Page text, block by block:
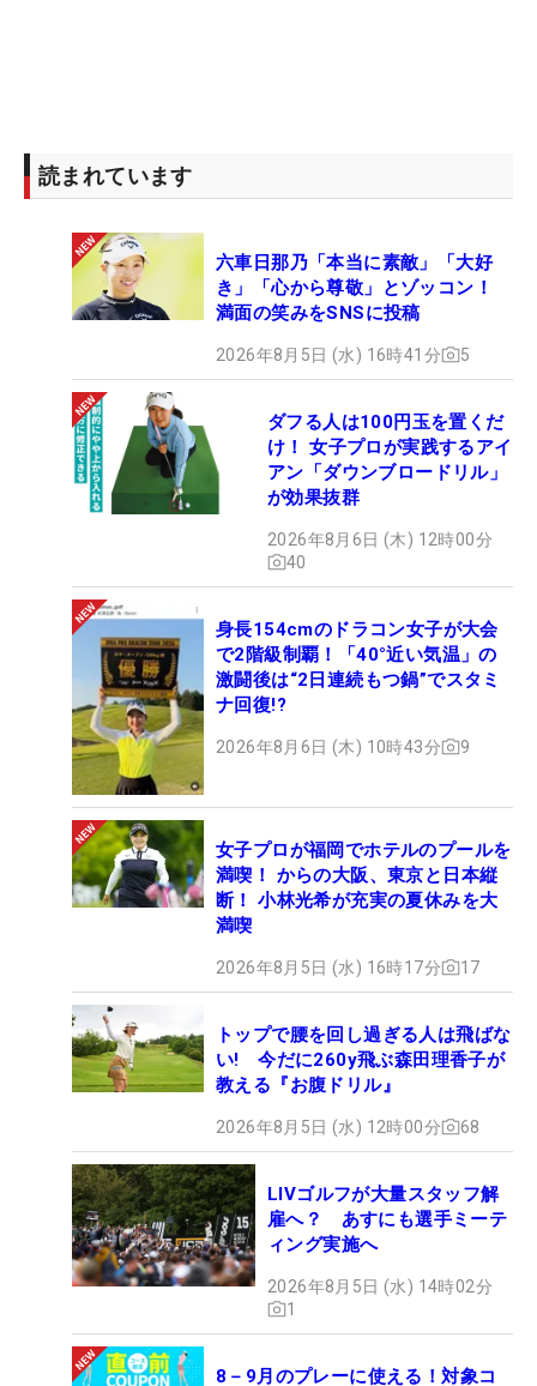
読まれています
六車日那乃「本当に素敵」「大好
き」「心から尊敬」とゾッコン！
満面の笑みをSNSに投稿
2026年8月5日 (水) 16時41分 5
ダフる人は100円玉を置くだ
け！ 女子プロが実践するアイ
アン「ダウンブロードリル」
が効果抜群
2026年8月6日 (木) 12時00分
40
身長154cmのドラコン女子が大会
で2階級制覇！「40°近い気温」の
激闘後は“2日連続もつ鍋”でスタミ
ナ回復!?
2026年8月6日 (木) 10時43分 9
女子プロが福岡でホテルのプールを
満喫！ からの大阪、東京と日本縦
断！ 小林光希が充実の夏休みを大
満喫
2026年8月5日 (水) 16時17分 17
トップで腰を回し過ぎる人は飛ばな
い! 今だに260y飛ぶ森田理香子が
教える『お腹ドリル』
2026年8月5日 (水) 12時00分 68
LIVゴルフが大量スタッフ解
雇へ？ あすにも選手ミーテ
ィング実施へ
2026年8月5日 (水) 14時02分
1
8－9月のプレーに使える！対象コ